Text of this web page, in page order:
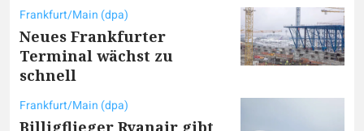
Frankfurt/Main (dpa)
Neues Frankfurter
Terminal wächst zu
schnell
Frankfurt/Main (dpa)
Billigflieger Ryanair gibt